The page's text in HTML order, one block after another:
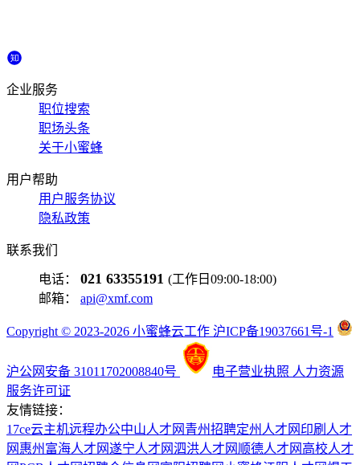
企业服务
职位搜索
职场头条
关于小蜜蜂
用户帮助
用户服务协议
隐私政策
联系我们
电话： 021 63355191 (工作日09:00-18:00)
邮箱： api@xmf.com
Copyright © 2023-2026 小蜜蜂云工作 沪ICP备19037661号-1
沪公网安备 31011702008840号 电子营业执照 人力资源
服务许可证
友情链接：
17ce云主机远程办公中山人才网 青州招聘定州人才网 印刷人才
网 惠州富海人才网遂宁人才网泗洪人才网 顺德人才网 高校人才